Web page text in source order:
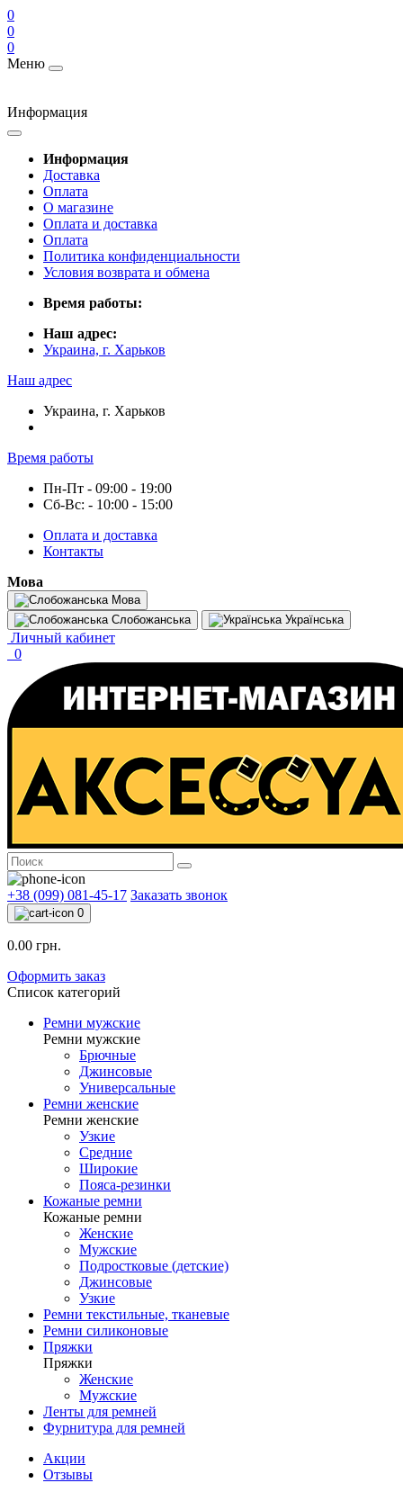
0
0
0
Меню
Информация
Информация
Доставка
Оплата
О магазине
Оплата и доставка
Оплата
Политика конфиденциальности
Условия возврата и обмена
Время работы:
Наш адрес:
Украина, г. Харьков
Наш адрес
Украина, г. Харьков
Время работы
Пн-Пт - 09:00 - 19:00
Сб-Вс: - 10:00 - 15:00
Оплата и доставка
Контакты
Мова
Мова
Слобожанська
Українська
Личный кабинет
0
+38 (099) 081-45-17 Заказать звонок
0
0.00 грн.
Оформить заказ
Список категорий
Ремни мужские
Ремни мужские
Брючные
Джинсовые
Универсальные
Ремни женские
Ремни женские
Узкие
Средние
Широкие
Пояса-резинки
Кожаные ремни
Кожаные ремни
Женские
Мужские
Подростковые (детские)
Джинсовые
Узкие
Ремни текстильные, тканевые
Ремни силиконовые
Пряжки
Пряжки
Женские
Мужские
Ленты для ремней
Фурнитура для ремней
Акции
Отзывы